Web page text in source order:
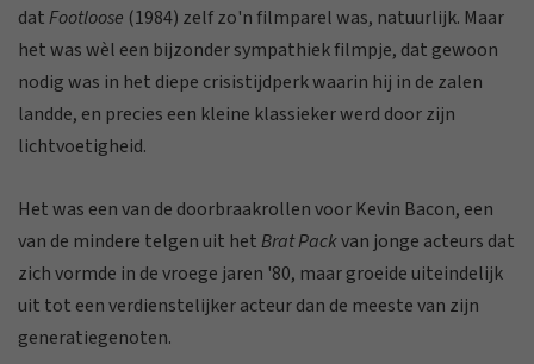
datFootloose (1984) zelf zo'n filmparel was, natuurlijk. Maar
het was wèl een bijzonder sympathiek filmpje, dat gewoon
nodig was in het diepe crisistijdperk waarin hij in de zalen
landde, en precies een kleine klassieker werd door zijn
lichtvoetigheid.
Het was een van de doorbraakrollen voor Kevin Bacon, een
van de mindere telgen uit hetBrat Packvan jonge acteurs dat
zich vormde in de vroege jaren '80, maar groeide uiteindelijk
uit tot een verdienstelijker acteur dan de meeste van zijn
generatiegenoten.